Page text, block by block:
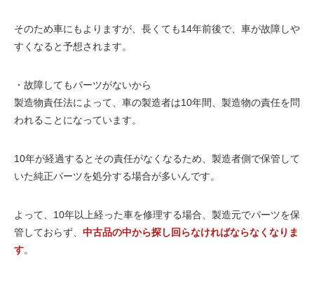
そのため車にもよりますが、長くても14年前後で、車が故障しや
すくなると予想されます。
・故障してもパーツがないから
製造物責任法によって、車の製造者は10年間
、製造物の責任を問
われることになっています。
10年が経過するとその責任がなくなるため、製造者側で保管して
いた純正パーツを処分する場合が多いんです。
よって、 10年以上経った車を修理する場合、製造元でパーツを保
管しておらず、 中古品の中から探し回らなければならなくなりま
す。